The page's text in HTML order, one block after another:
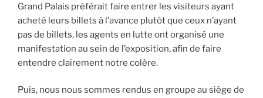
Grand Palais préférait faire entrer les visiteurs ayant
acheté leurs billets à l’avance plutôt que ceux n’ayant
pas de billets, les agents en lutte ont organisé une
manifestation au sein de l’exposition, afin de faire
entendre clairement notre colère.
Puis, nous nous sommes rendus en groupe au siège de